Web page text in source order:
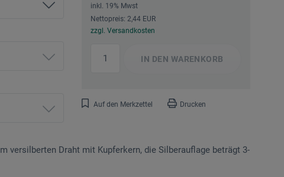
inkl. 19% Mwst
Nettopreis: 2,44 EUR
zzgl. Versandkosten
IN DEN WARENKORB
Auf den Merkzettel Drucken
versilberten Draht mit Kupferkern, die Silberauflage beträgt 3-